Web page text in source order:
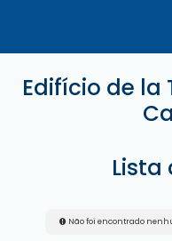
Edifício de la
Lista
Não foi encontrado